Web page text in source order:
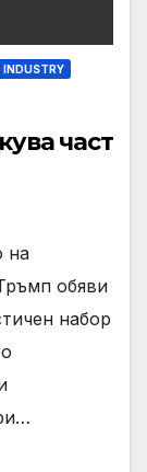
INDUSTRY
част
на
обяви
набор